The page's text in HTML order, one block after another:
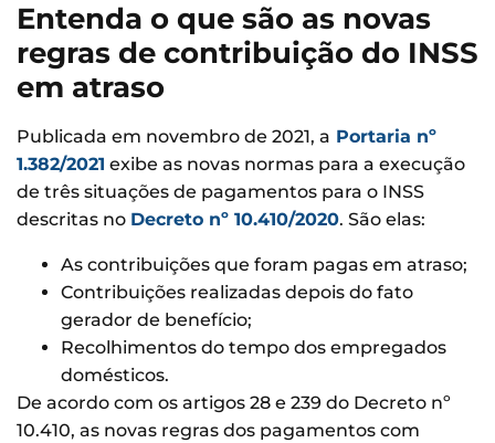
Entenda o que são as novas
regras de contribuição do INSS
em atraso
Publicada em novembro de 2021, a Portaria nº
1.382/2021 exibe as novas normas para a execução
de três situações de pagamentos para o INSS
descritas no Decreto nº 10.410/2020. São elas:
As contribuições que foram pagas em atraso;
Contribuições realizadas depois do fato
gerador de benefício;
Recolhimentos do tempo dos empregados
domésticos.
De acordo com os artigos 28 e 239 do Decreto nº
10.410, as novas regras dos pagamentos com